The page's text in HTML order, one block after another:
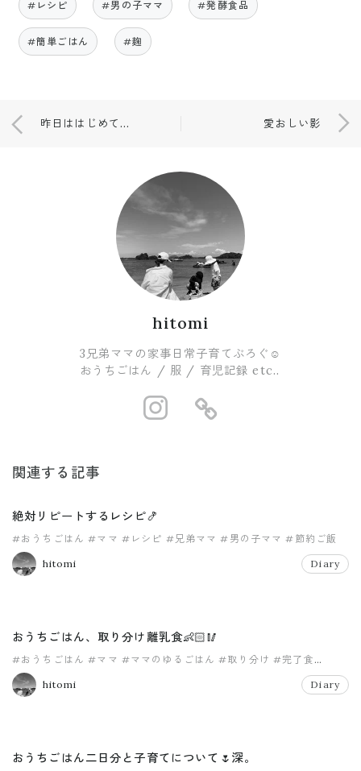
#レシピ #男の子ママ #発酵食品
#簡単ごはん #麹
昨日ははじめての場所へ🦥🤍 愛おしい影
hitomi
3兄弟ママの家事日常子育てぶろぐ☺︎
おうちごはん / 服 / 育児記録 etc..
https://
関連する記事
絶対リピートするレシピ🍤
#おうちごはん #ママ #レシピ #兄弟ママ #男の子ママ #節約ご飯
hitomi Diary
おうちごはん、取り分け離乳食👶🏻🥢
#おうちごはん #ママ #ママのゆるごはん #取り分け #完了食
#男の子ママ
hitomi
Diary
おうちごはん二日分と子育てについて🌷深。